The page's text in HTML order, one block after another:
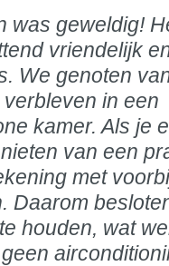
was geweldig!
vriendelijk
We genoten
in een
kamer. Als je
van een
met
Daarom
houden, wat